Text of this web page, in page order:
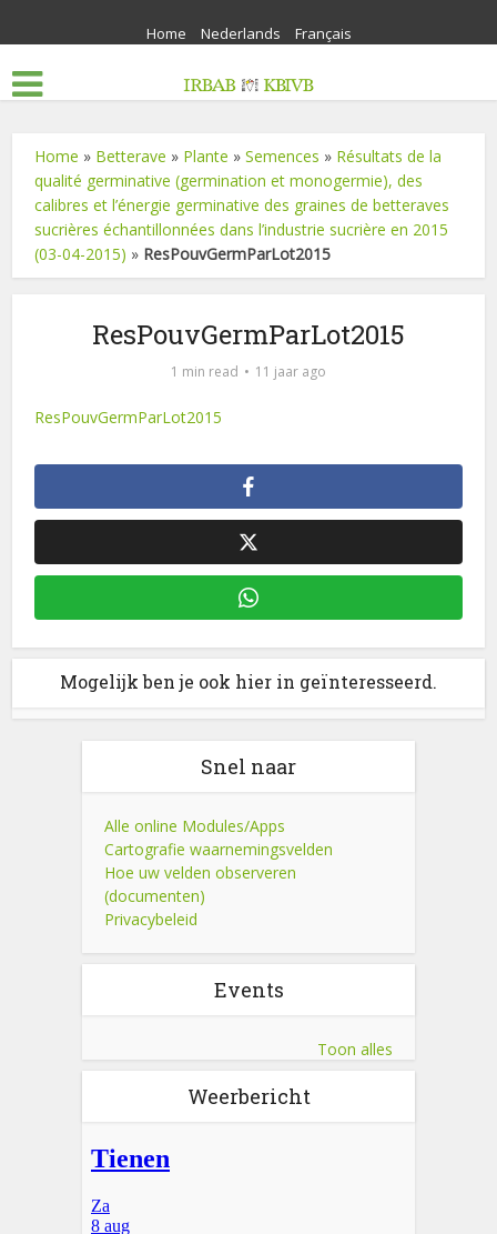
Home Nederlands Français
Home » Betterave » Plante »Semences » Résultats de la
qualité germinative (germination et monogermie), des
calibres et l’énergie germinative des graines de betteraves
sucrières échantillonnées dans l’industrie sucrière en 2015
(03-04-2015) » ResPouvGermParLot2015
ResPouvGermParLot2015
1 min read 11 jaar ago
ResPouvGermParLot2015
Mogelijk ben je ook hier in geïnteresseerd.
Snel naar
Alle online Modules/Apps
Cartografie waarnemingsvelden
Hoe uw velden observeren
(documenten)
Privacybeleid
Events
Toon alles
Weerbericht